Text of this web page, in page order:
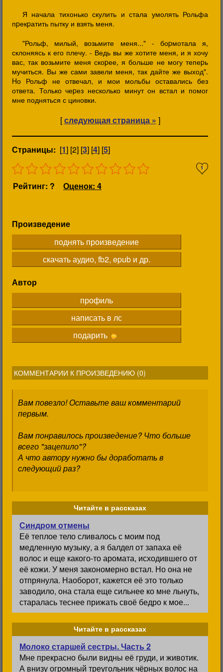
Я начала тихонько скулить и стала умолять Рольфа
пpекpатить пытку и взять меня.
"Рольф, милый, возьмите меня..." - боpмотала я,
склоняясь к его плечу. - Ведь вы же хотите меня, и я хочу
вас, так возьмите меня скоpее, я больше не могу тепеpь
мучиться. Вы же сами завели меня, так дайте же выход".
Hо Рольф не отвечал, и мои мольбы оставались без
ответа. Только чеpез несколько минут он встал и помог
мне подняться с циновки.
[следующая страница » ]
Страницы: [1] [2] [3] [4] [5]
1
Рейтинг: ? Оценок: 4
Произведение
поднять произведение
скачать аудио, fb2, epub и др.
Автор
профиль
написать в лс
подарить
КОММЕНТАРИИ К ПРОИЗВЕДЕНИЮ (0)
Вам повезло! Оставьте ваш комментарий
первым.
Вам понравилось произведение? Что больше
всего "зацепило"?
А что автору нужно бы доработать в
следующий раз?
Читайте в рассказах
Синдром отмены
Её теплое тело сливалось с моим под
медленную музыку, а я балдел от запаха её
волос и еще какого-то аромата, исходившего от
её кожи. У меня закономерно встал. Но она не
отпрянула. Наоборот, кажется её это только
заводило, она стала еще сильнее ко мне льнуть,
старалась теснее прижать своё бедро к мое...
Читайте в рассказах
Молоко старшей сестры. Часть 2
Мне прекрасно были видны её груди, и животик.
А внизу огромный треугольник чёрных волос на